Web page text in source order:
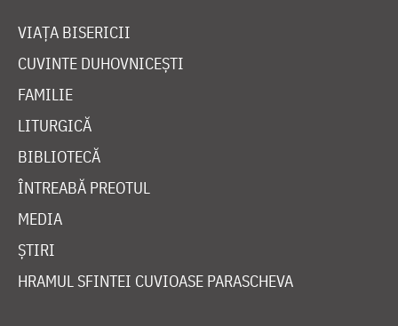
VIAȚA BISERICII
CUVINTE DUHOVNICEȘTI
FAMILIE
LITURGICĂ
BIBLIOTECĂ
ÎNTREABĂ PREOTUL
MEDIA
ȘTIRI
HRAMUL SFINTEI CUVIOASE PARASCHEVA